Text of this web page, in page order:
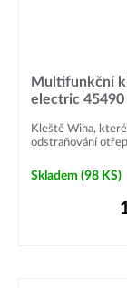
Multifunkční
electric 45490
Kleště Wiha,
odstraňování
Skladem (98 KS)